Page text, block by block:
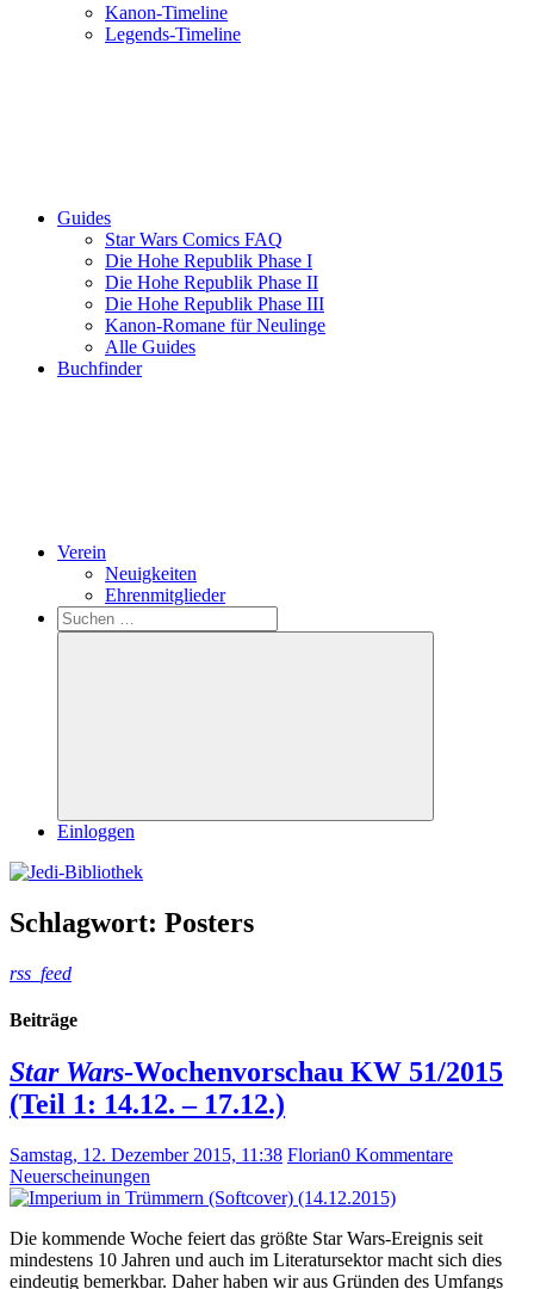
Kanon-Timeline
Legends-Timeline
Guides
Star Wars Comics FAQ
Die Hohe Republik Phase I
Die Hohe Republik Phase II
Die Hohe Republik Phase III
Kanon-Romane für Neulinge
Alle Guides
Buchfinder
Verein
Neuigkeiten
Ehrenmitglieder
Search
Suchen
nach:
Suchen
Einloggen
Schlagwort: Posters
rss_feed
Beiträge
Star Wars-Wochenvorschau KW 51/2015
(Teil 1: 14.12. – 17.12.)
Samstag, 12. Dezember 2015, 11:38 Florian0 Kommentare
Neuerscheinungen
Die kommende Woche feiert das größte Star Wars-Ereignis seit
mindestens 10 Jahren und auch im Literatursektor macht sich dies
eindeutig bemerkbar. Daher haben wir aus Gründen des Umfangs